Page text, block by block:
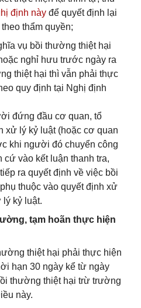
định này để quyết định lại
thẩm quyền;
vụ bồi thường thiệt hại
nghỉ hưu trước ngày ra
thiệt hại thì vẫn phải thực
quy định tại Nghị định
đứng đầu cơ quan, tổ
xử lý kỷ luật (hoặc cơ quan
khi người đó chuyển công
cứ vào kết luận thanh tra,
ra quyết định về việc bồi
thuộc vào quyết định xử
lý kỷ luật.
tạm hoãn thực hiện
thiệt hại phải thực hiện
hạn 30 ngày kể từ ngày
thường thiệt hại trừ trường
này.